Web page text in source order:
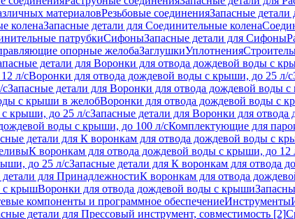
материаловРезьбовые соединенияЗапасные детали
коленаЗапасные детали для Соединительные колена
патрубкиСифоныЗапасные детали для Сифоны
опорные желобаЗаглушкиУплотнения
детали для Воронки для отвода дождевой воды с
л/сВоронки для отвода дождевой воды с крыши, до 25 л/с
сЗапасные детали для Воронки для отвода дождевой воды
с крыши в желобВоронки для отвода дождевой воды с
крыши, до 25 л/сЗапасные детали для Воронки для
воды с крыши, до 100 л/сКомплектующие для
детали для К воронкам для отвода дождевой воды с
К воронкам для отвода дождевой воды с крыши, до 12
до 25 л/сЗапасные детали для К воронкам для отвода
для ПринадлежностиК воронкам для отвода
с крышВоронки для отвода дождевой воды с крыши
компоненты и программное обеспечениеИнструменты
детали для Прессовый инструмент, совместимость [2]